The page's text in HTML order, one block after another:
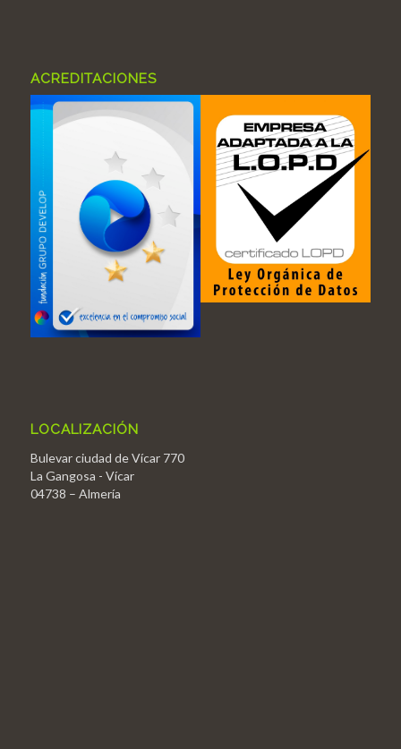
ACREDITACIONES
LOCALIZACIÓN
Bulevar ciudad de Vícar 770
La Gangosa - Vícar
04738 – Almería